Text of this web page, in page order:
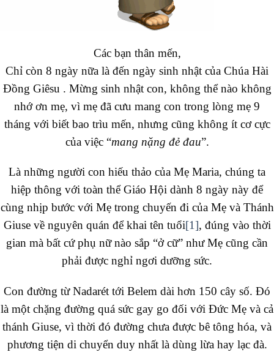
Các bạn thân mến,
Chỉ còn 8 ngày nữa là đến ngày sinh nhật của Chúa Hài
Đồng Giêsu . Mừng sinh nhật con, không thể nào không
nhớ ơn mẹ, vì mẹ đã cưu mang con trong lòng mẹ 9
tháng với biết bao trìu mến, nhưng cũng không ít cơ cực
của việc “mang nặng đẻ đau”.
Là những người con hiếu thảo của Mẹ Maria, chúng ta
hiệp thông với toàn thể Giáo Hội dành 8 ngày này để
cùng nhịp bước với Mẹ trong chuyến đi của Mẹ và Thánh
Giuse về nguyên quán để khai tên tuổi[1], đúng vào thời
gian mà bất cứ phụ nữ nào sắp “ở cữ” như Mẹ cũng cần
phải được nghỉ ngơi dưỡng sức.
Con đường từ Nadarét tới Belem dài hơn 150 cây số. Đó
là một chặng đường quá sức gay go đối với Đức Mẹ và cả
thánh Giuse, vì thời đó đường chưa được bê tông hóa, và
phương tiện di chuyển duy nhất là dùng lừa hay lạc đà.